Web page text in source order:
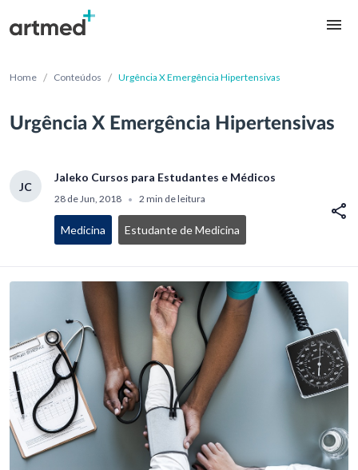
Home / Conteúdos / Urgência X Emergência Hipertensivas
Urgência X Emergência Hipertensivas
JC
Jaleko Cursos para Estudantes e Médicos
28 de Jun, 2018 • 2 min de leitura
Medicina Estudante de Medicina